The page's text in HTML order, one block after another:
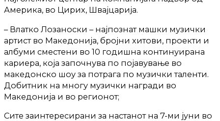
Америка, во Цирих, Швајцарија.
– Влатко Лозаноски – најпознат машки музички
артист во Македонија, бројни хитови, проекти и
албуми сместени во 10 годишна континуирана
кариера, која започнува по појавување во
македонско шоу за потрага по музички таленти.
Добитник на многу музички награди во
Македонија и во регионот;
Сите заинтересирани за настанот на 7-ми јуни во